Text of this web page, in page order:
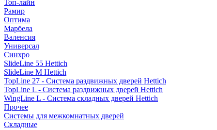
Топ-лайн
Рамир
Оптима
Марбела
Валенсия
Универсал
Синхро
SlideLine 55 Hettich
SlideLine M Hettich
TopLine 27 - Система раздвижных дверей Hettich
TopLine L - Система раздвижных дверей Hettich
WingLine L - Система складных дверей Hettich
Прочее
Системы для межкомнатных дверей
Складные